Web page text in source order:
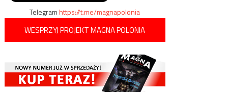
Telegramhttps://t.me/magnapolonia
WESPRZYJ PROJEKT MAGNA POLONIA